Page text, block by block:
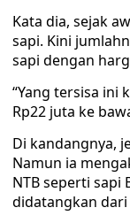
Kata dia, sejak
sapi. Kini
sapi dengan
“Yang tersisa ini
Rp22 juta ke
Di kandangnya,
Namun ia
NTB seperti sapi
didatangkan dari